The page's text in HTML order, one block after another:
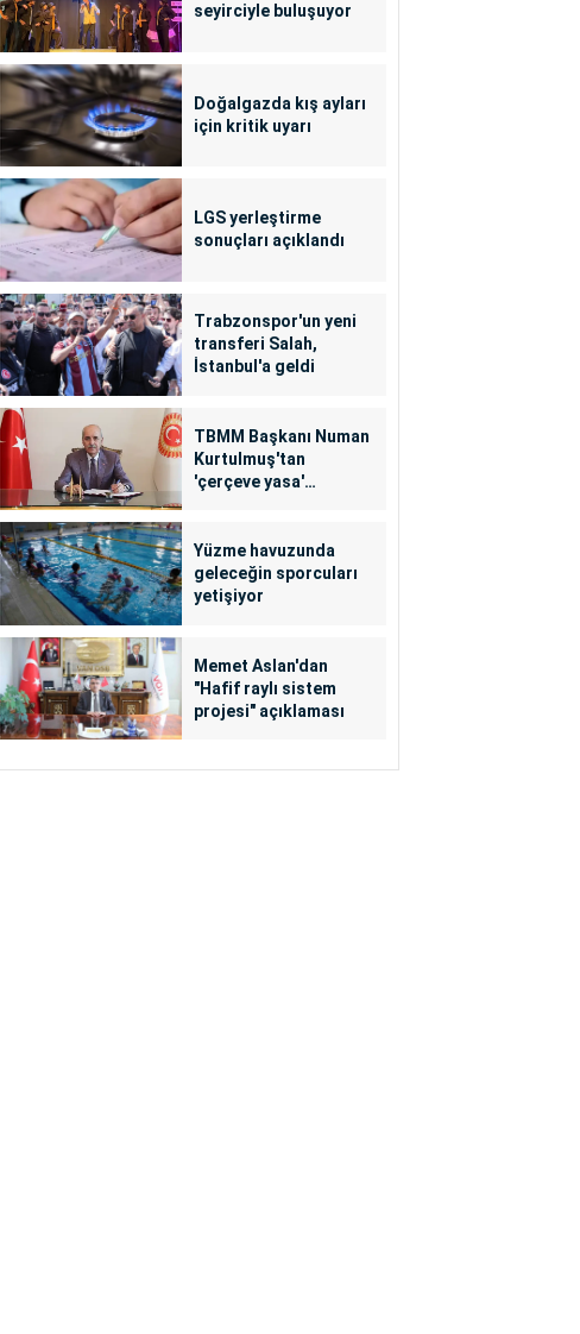
seyirciyle buluşuyor
Doğalgazda kış ayları
için kritik uyarı
LGS yerleştirme
sonuçları açıklandı
Trabzonspor'un yeni
transferi Salah,
İstanbul'a geldi
TBMM Başkanı Numan
Kurtulmuş'tan
'çerçeve yasa'
Yüzme havuzunda
geleceğin sporcuları
yetişiyor
Memet Aslan'dan
"Hafif raylı sistem
projesi" açıklaması